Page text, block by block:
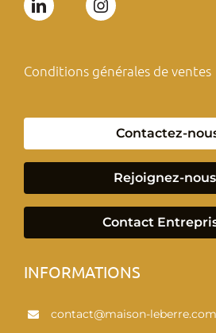
Conditions générales de ventes
Contactez-
Rejoignez-
Contact
INFORMATIONS
contact@maison-leberre.com